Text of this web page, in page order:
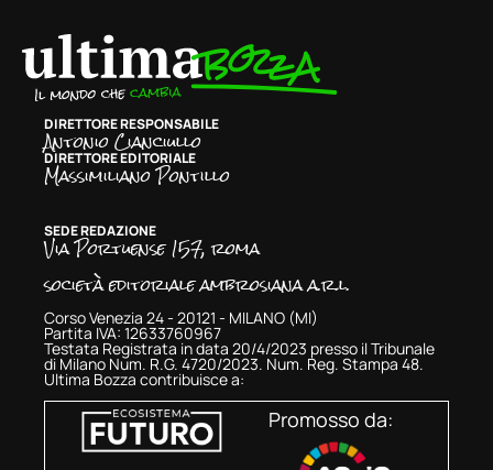
DIRETTORE RESPONSABILE
Antonio Cianciullo
DIRETTORE EDITORIALE
Massimiliano Pontillo
SEDE REDAZIONE
Via Portuense 157, roma
società editoriale ambrosiana a.r.l.
Corso Venezia 24 - 20121 - MILANO (MI)
Partita IVA: 12633760967
Testata Registrata in data 20/4/2023 presso il Tribunale
di Milano Num. R.G. 4720/2023. Num. Reg. Stampa 48.
Ultima Bozza contribuisce a:
Promosso da: